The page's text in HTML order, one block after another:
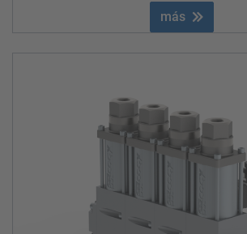
más